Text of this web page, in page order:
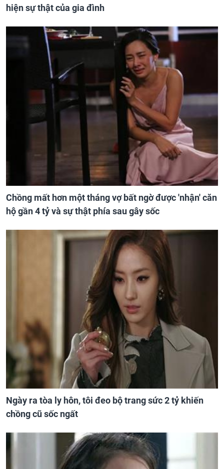
hiện sự thật của gia đình
Chồng mất hơn một tháng vợ bất ngờ được 'nhận' căn
hộ gần 4 tỷ và sự thật phía sau gây sốc
Ngày ra tòa ly hôn, tôi đeo bộ trang sức 2 tỷ khiến
chồng cũ sốc ngất